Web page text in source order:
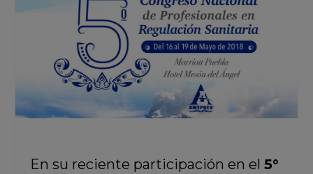
En su reciente participación en el 5°